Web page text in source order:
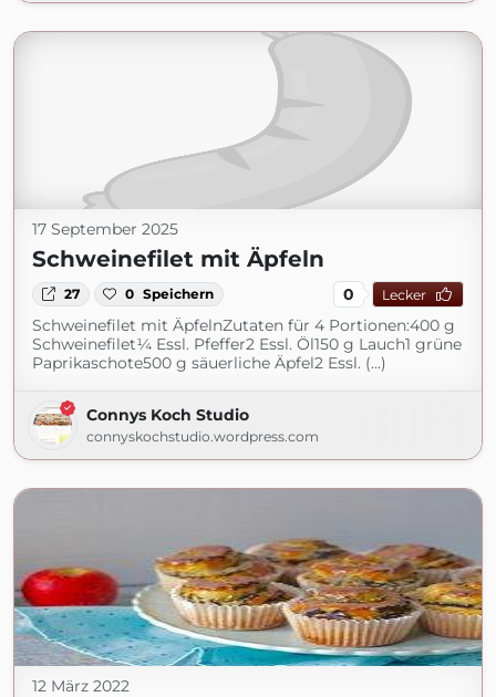
17 September 2025
Schweinefilet mit Äpfeln
27 0 Speichern 0 Lecker
Schweinefilet mit ÄpfelnZutaten für 4 Portionen:400 g
Schweinefilet¼ Essl. Pfeffer2 Essl. Öl150 g Lauch1 grüne
Paprikaschote500 g säuerliche Äpfel2 Essl. (...)
Connys Koch Studio
connyskochstudio.wordpress.com
12 März 2022